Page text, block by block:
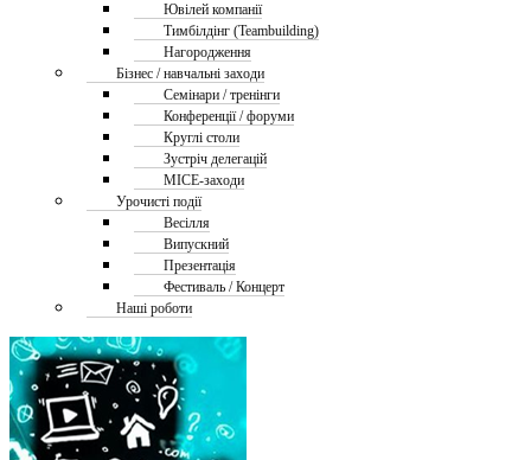
Ювілей компанії
Тимбілдінг (Teambuilding)
Нагородження
Бізнес / навчальні заходи
Семінари / тренінги
Конференції / форуми
Круглі столи
Зустріч делегацій
MICE-заходи
Урочисті події
Весілля
Випускний
Презентація
Фестиваль / Концерт
Наші роботи